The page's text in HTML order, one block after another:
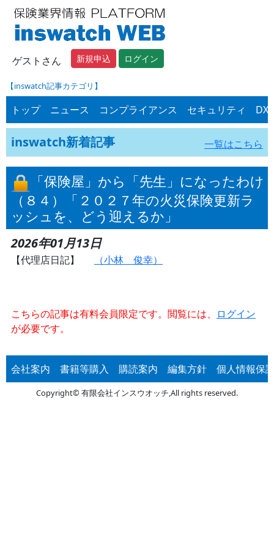
ゲストさん 新規申込 ログイン
【inswatch記事カテゴリ】
トップ ニュース コンプライアンス セキュリティ DX
inswatch新着記事 一覧はこちら
「保険屋」から「先生」になったわけ
（８４）「２０２７年の火災保険更新ラ
ッシュを、どう迎えるか」
2026年01月13日
【代理店日記】 （小林 俊幸）
こちらの記事は有料会員限定です。閲覧には、
ログイン
が必要です。
会社案内 書籍等購入 購読案内 編集方針 個人情報保
Copyright© 有限会社インスウオッチ,All rights reserved.